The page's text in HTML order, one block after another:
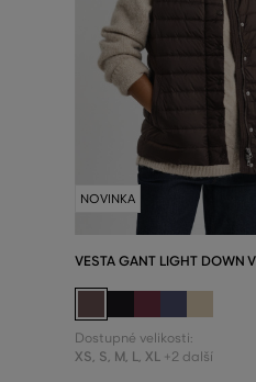
NOVINKA
VESTA GANT LIGHT DOWN
Dostupné velikosti:
XS, S, M, L, XL +2 další